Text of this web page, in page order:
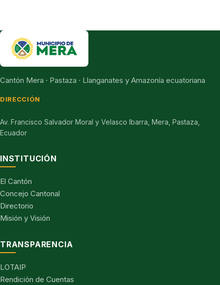
Cantón Mera · Pastaza · Llanganates y Amazonía ecuatoriana
DIRECCIÓN
Av. Francisco Salvador Moral y Velasco Ibarra, Mera, Pastaza,
Ecuador
INSTITUCIÓN
El Cantón
Concejo Cantonal
Directorio
Misión y Visión
TRANSPARENCIA
LOTAIP
Rendición de Cuentas